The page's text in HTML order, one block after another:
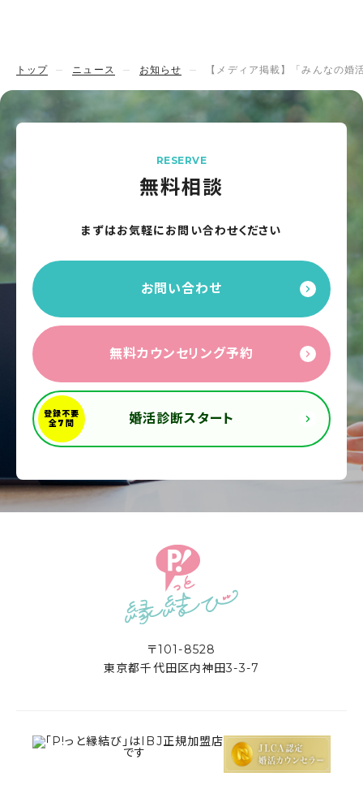
トップ ニュース お知らせ 【メディア掲載】「みんなの
RESERVE
無料相談
まずはお気軽にお問い合わせください
お問い合わせ
無料カウンセリング予約
婚活診断スタート
〒101-8528
東京都千代田区内神田3-3-7